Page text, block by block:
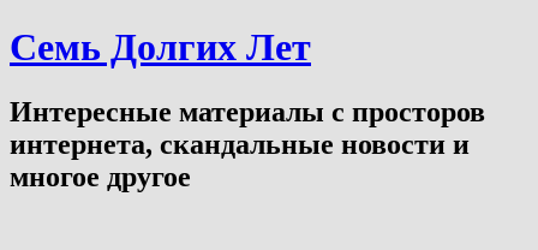
Семь Долгих Лет
Интересные материалы с просторов
интернета, скандальные новости и
многое другое